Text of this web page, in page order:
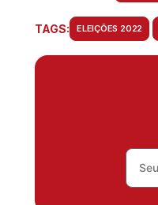
TAGS: ELEIÇÕES 2022